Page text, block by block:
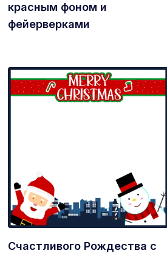
красным фоном и
фейерверками
Счастливого Рождества с